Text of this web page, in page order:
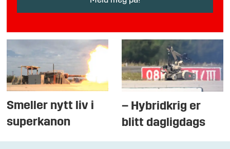
Smeller nytt liv i
superkanon
– Hybridkrig er
blitt dagligdags